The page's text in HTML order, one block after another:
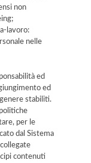
non
lavoro:
nelle
ed
ed
stabiliti.
per le
dal Sistema
contenuti